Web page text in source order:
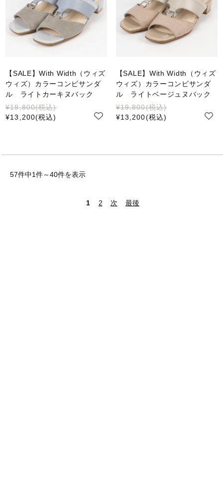
【SALE】With Width（ウィズ
ウィズ）カラーコンビサンダ
ル ライトカーキヌバック
¥19,800(税込)
¥13,200(税込)
【SALE】With Width（ウィズ
ウィズ）カラーコンビサンダ
ル ライトベージュヌバック
¥19,800(税込)
¥13,200(税込)
57件中1件～40件を表示
1 2 次 最後